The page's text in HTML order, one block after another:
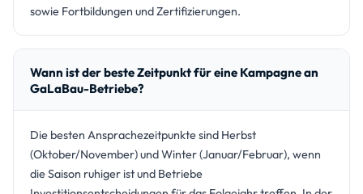
sowie Fortbildungen und Zertifizierungen.
Wann ist der beste Zeitpunkt für eine Kampagne an
GaLaBau-Betriebe?
Die besten Ansprachezeitpunkte sind Herbst
(Oktober/November) und Winter (Januar/Februar), wenn
die Saison ruhiger ist und Betriebe